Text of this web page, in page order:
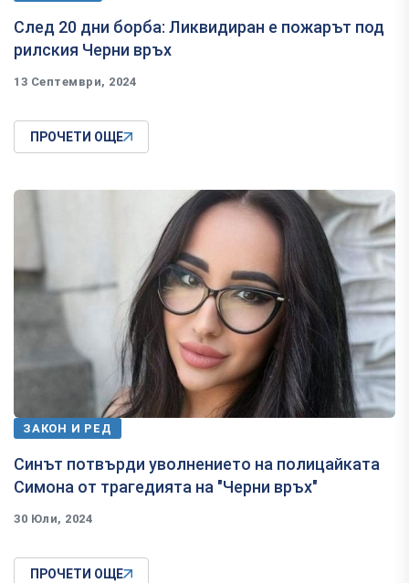
След 20 дни борба: Ликвидиран е пожарът под
рилския Черни връх
13 Септември, 2024
ПРОЧЕТИ ОЩЕ
ЗАКОН И РЕД
Синът потвърди уволнението на полицайката
Симона от трагедията на "Черни връх"
30 Юли, 2024
ПРОЧЕТИ ОЩЕ